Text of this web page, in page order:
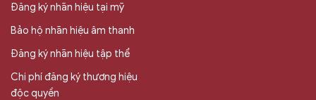
Đăng ký nhãn hiệu tại mỹ
Bảo hộ nhãn hiệu âm thanh
Đăng ký nhãn hiệu tập thể
Chi phí đăng ký thương hiệu
độc quyền